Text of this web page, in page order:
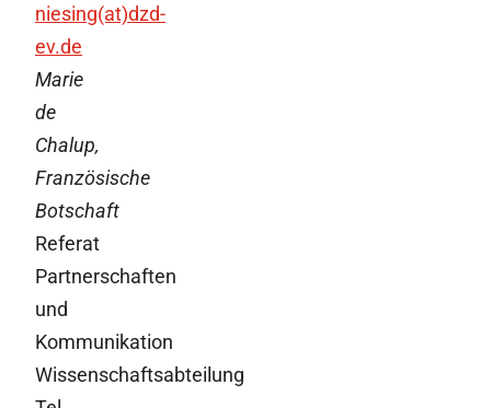
niesing(at)dzd-
ev.de
Marie
de
Chalup,
Französische
Botschaft
Referat
Partnerschaften
und
Kommunikation
Wissenschaftsabteilung